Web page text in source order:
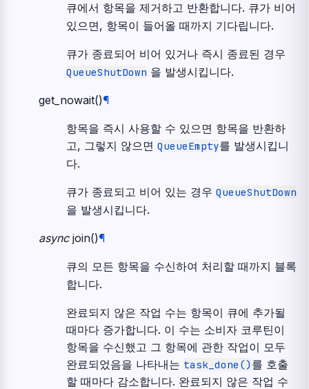
큐에서 항목을 제거하고 반환합니다. 큐가 비어
있으면, 항목이 들어올 때까지 기다립니다.
큐가 종료되어 비어 있거나 즉시 종료된 경우
QueueShutDown 을 발생시킵니다.
get_nowait()¶
항목을 즉시 사용할 수 있으면 항목을 반환하
고, 그렇지 않으면 QueueEmpty를 발생시킵니
다.
큐가 종료되고 비어 있는 경우 QueueShutDown
을 발생시킵니다.
async join()¶
큐의 모든 항목을 수신하여 처리할 때까지 블록
합니다.
완료되지 않은 작업 수는 항목이 큐에 추가될
때마다 증가합니다. 이 수는 소비자 코루틴이
항목을 수신했고 그 항목에 관한 작업이 모두
완료되었음을 나타내는 task_done() 를 호출
할 때마다 감소합니다. 완료되지 않은 작업 수